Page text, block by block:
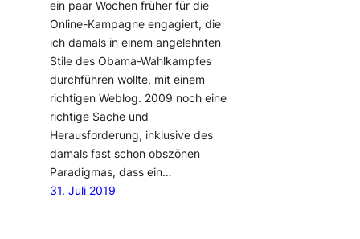
ein paar Wochen früher für die
Online-Kampagne engagiert, die
ich damals in einem angelehnten
Stile des Obama-Wahlkampfes
durchführen wollte, mit einem
richtigen Weblog. 2009 noch eine
richtige Sache und
Herausforderung, inklusive des
damals fast schon obszönen
Paradigmas, dass ein…
31. Juli 2019